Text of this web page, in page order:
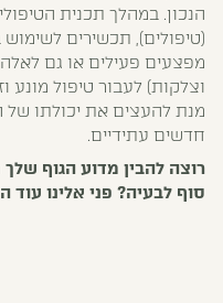
הנכון. במהלך תכנית
(טיפולים), תכשירים
מפצעים פעילים או גם
וצלקות) לעבור טיפול מונע
מנת להעצים את יכולתו של
חדשים עתידיים.
רוצה להבין מדוע הגוף
סוף לבעיה? פני אלינו עוד